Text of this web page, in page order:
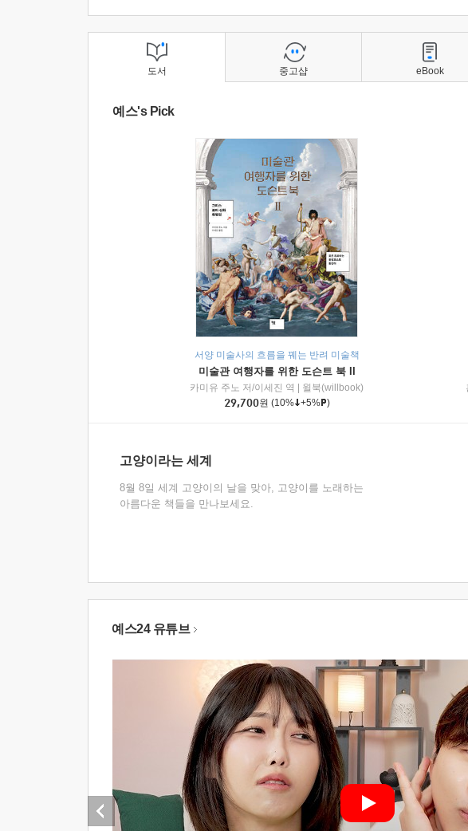
도서
예스's Pick
서양 미술사의 흐름을 꿰는 반려 미술책
미술관 여행자를 위한 도슨트 북 II
카미유 주노 저/이세진 역
윌북(willbook)
29,700원 (10% +5% )
고양이라는 세계
8월 8일 세계 고양이의 날을 맞아, 고양이를 노래하는
아름다운 책들을 만나보세요.
중고샵 eBook
예스24 유튜브